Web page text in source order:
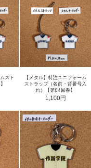
スト
【メタル】特注ユニフォーム
ストラップ（名前・背番号入
れ）【第84回春】
1,100円